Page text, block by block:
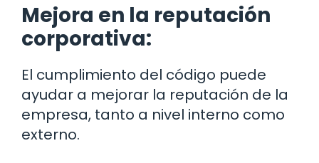
Mejora en la reputación
corporativa:
El cumplimiento del código puede
ayudar a mejorar la reputación de la
empresa, tanto a nivel interno como
externo.